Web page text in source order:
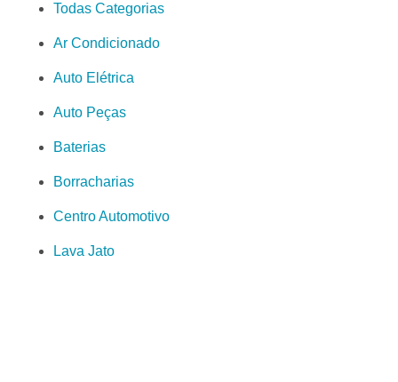
Todas Categorias
Ar Condicionado
Auto Elétrica
Auto Peças
Baterias
Borracharias
Centro Automotivo
Lava Jato